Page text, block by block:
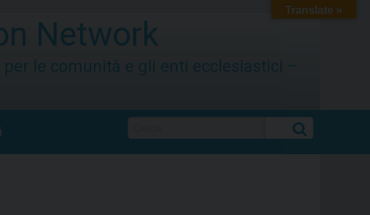
Network
le comunità e gli enti ecclesiastici –
Translate »